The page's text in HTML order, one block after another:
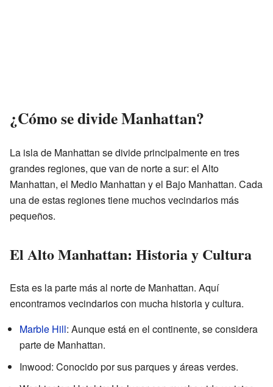
¿Cómo se divide Manhattan?
La isla de Manhattan se divide principalmente en tres
grandes regiones, que van de norte a sur: el Alto
Manhattan, el Medio Manhattan y el Bajo Manhattan. Cada
una de estas regiones tiene muchos vecindarios más
pequeños.
El Alto Manhattan: Historia y Cultura
Esta es la parte más al norte de Manhattan. Aquí
encontramos vecindarios con mucha historia y cultura.
Marble Hill: Aunque está en el continente, se considera
parte de Manhattan.
Inwood: Conocido por sus parques y áreas verdes.